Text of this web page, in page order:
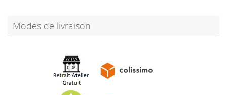
Modes de livraison